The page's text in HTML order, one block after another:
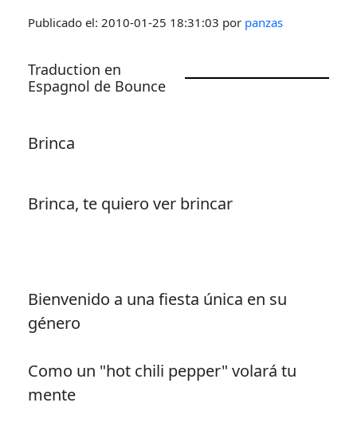
Publicado el: 2010-01-25 18:31:03 por panzas
Traduction en
Espagnol de Bounce
Brinca
Brinca, te quiero ver brincar
Bienvenido a una fiesta única en su
género
Como un "hot chili pepper" volará tu
mente